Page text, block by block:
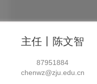
主任丨 陈文智
87951884
chenwz@zju.edu.cn